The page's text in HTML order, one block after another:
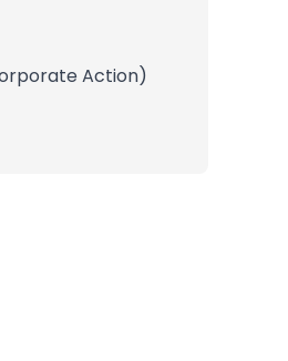
Action)